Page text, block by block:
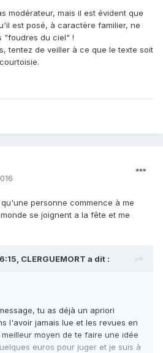
modérateur, mais il est évident que
est posé, à caractère familier, ne
"foudres du ciel" !
tentez de veiller à ce que le texte soit
personne commence à me
se joignent a la fête et me
CLERGUEMORT a dit :
tu as déjà un apriori
l'avoir jamais lue et les revues en
moyen de te faire une idée
euros pour juger et je suis à